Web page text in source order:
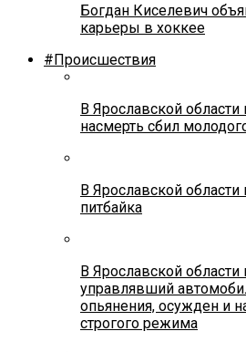
Богдан Киселевич
карьеры в хоккее
#Происшествия
В Ярославской области
насмерть сбил
В Ярославской
питбайка
В Ярославской области
управлявший
опьянения, осужден и
строгого режима